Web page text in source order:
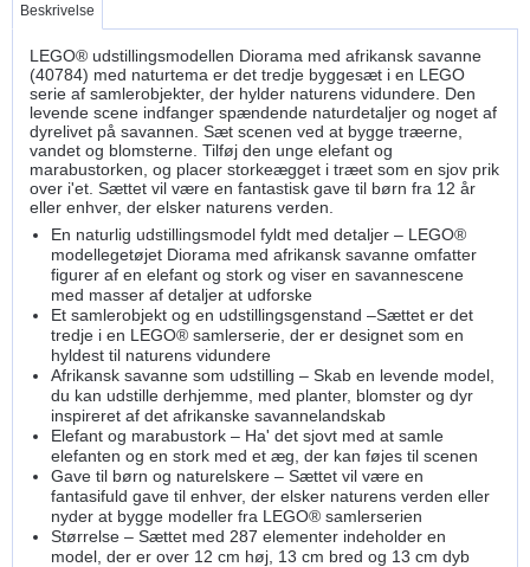
Beskrivelse
LEGO® udstillingsmodellen Diorama med afrikansk savanne
(40784) med naturtema er det tredje byggesæt i en LEGO
serie af samlerobjekter, der hylder naturens vidundere. Den
levende scene indfanger spændende naturdetaljer og noget af
dyrelivet på savannen. Sæt scenen ved at bygge træerne,
vandet og blomsterne. Tilføj den unge elefant og
marabustorken, og placer storkeægget i træet som en sjov prik
over i'et. Sættet vil være en fantastisk gave til børn fra 12 år
eller enhver, der elsker naturens verden.
En naturlig udstillingsmodel fyldt med detaljer – LEGO®
modellegetøjet Diorama med afrikansk savanne omfatter
figurer af en elefant og stork og viser en savannescene
med masser af detaljer at udforske
Et samlerobjekt og en udstillingsgenstand –Sættet er det
tredje i en LEGO® samlerserie, der er designet som en
hyldest til naturens vidundere
Afrikansk savanne som udstilling – Skab en levende model,
du kan udstille derhjemme, med planter, blomster og dyr
inspireret af det afrikanske savannelandskab
Elefant og marabustork – Ha' det sjovt med at samle
elefanten og en stork med et æg, der kan føjes til scenen
Gave til børn og naturelskere – Sættet vil være en
fantasifuld gave til enhver, der elsker naturens verden eller
nyder at bygge modeller fra LEGO® samlerserien
Størrelse – Sættet med 287 elementer indeholder en
model, der er over 12 cm høj, 13 cm bred og 13 cm dyb